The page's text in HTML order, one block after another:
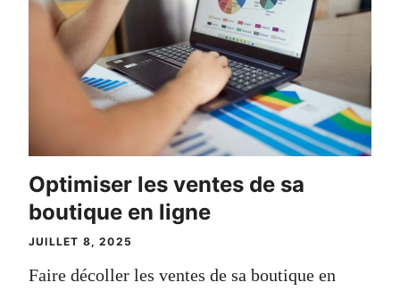
Optimiser les ventes de sa
boutique en ligne
JUILLET 8, 2025
Faire décoller les ventes de sa boutique en